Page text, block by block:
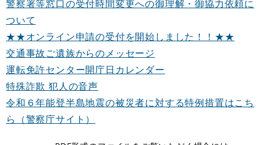
警察署等窓口の受付時間変更への御理解・御協力依頼に
ついて
★★オンライン申請の受付を開始しました！！★★
交通事故ご遺族からのメッセージ
運転免許センター開庁日カレンダー
特殊詐欺 犯人の音声
令和６年能登半島地震の被災者に対する特例措置はこち
ら（警察庁サイト）